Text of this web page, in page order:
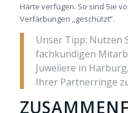
Härte verfügen. So sind Sie
Verfärbungen ,,geschützt“.
Unser Tipp: Nutzen
fachkundigen
Juweliere in
Ihrer Partnerringe